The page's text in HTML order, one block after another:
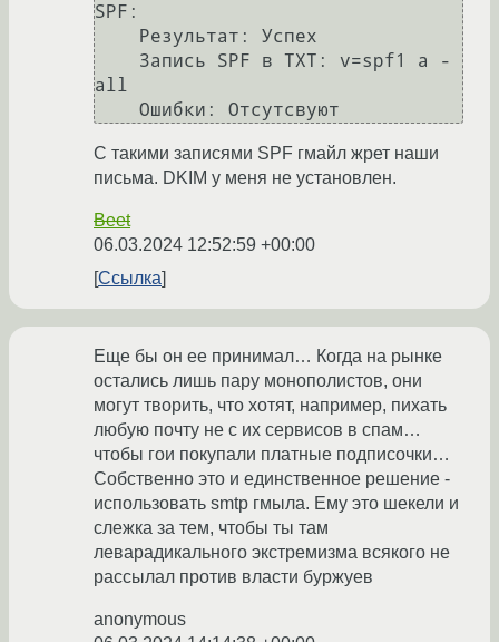
SPF:
all
С такими записями SPF гмайл жрет наши
письма. DKIM у меня не установлен.
Beet
06.03.2024 12:52:59 +00:00
Ссылка
Еще бы он ее принимал… Когда на рынке
остались лишь пару монополистов, они
могут творить, что хотят, например, пихать
любую почту не с их сервисов в спам…
чтобы гои покупали платные подписочки…
Собственно это и единственное решение -
использовать smtp гмыла. Ему это шекели и
слежка за тем, чтобы ты там
леварадикального экстремизма всякого не
рассылал против власти буржуев
anonymous